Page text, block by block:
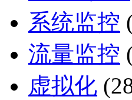
系统监控
流量监控
虚拟化